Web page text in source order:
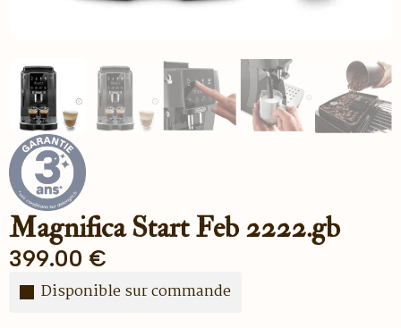
Magnifica Start Feb 2222.gb
399.00 €
Disponible sur commande